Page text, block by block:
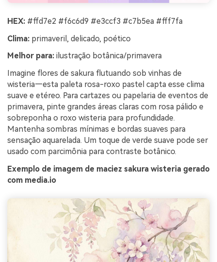
HEX: #ffd7e2 #f6c6d9 #e3ccf3 #c7b5ea #fff7fa
Clima: primaveril, delicado, poético
Melhor para: ilustração botânica/primavera
Imagine flores de sakura flutuando sob vinhas de
wisteria—esta paleta rosa-roxo pastel capta esse clima
suave e etéreo. Para cartazes ou papelaria de eventos de
primavera, pinte grandes áreas claras com rosa pálido e
sobreponha o roxo wisteria para profundidade.
Mantenha sombras mínimas e bordas suaves para
sensação aquarelada. Um toque de verde suave pode ser
usado com parcimônia para contraste botânico.
Exemplo de imagem de maciez sakura wisteria gerado
com media.io